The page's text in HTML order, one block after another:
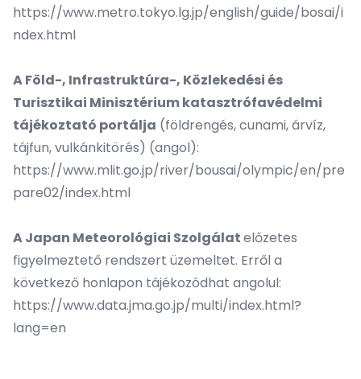
https://www.metro.tokyo.lg.jp/english/guide/bosai/i
ndex.html
A Föld-, Infrastruktúra-, Közlekedési és
Turisztikai Minisztérium katasztrófavédelmi
tájékoztató portálja (földrengés, cunami, árvíz,
tájfun, vulkánkitörés) (angol):
https://www.mlit.go.jp/river/bousai/olympic/en/pre
pare02/index.html
A Japan Meteorológiai Szolgálatelőzetes
figyelmeztető rendszert üzemeltet. Erről a
következő honlapon tájékozódhat angolul:
https://www.data.jma.go.jp/multi/index.html?
lang=en